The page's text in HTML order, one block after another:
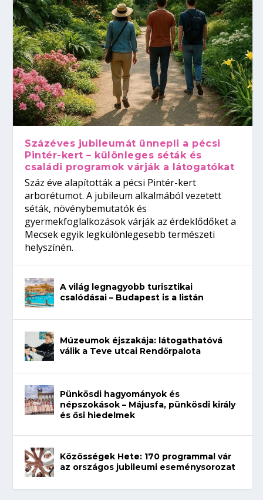
Százéves jubileumát ünnepli a pécsi
Pintér-kert – különleges séták és
családi programok várják a látogatókat
Száz éve alapították a pécsi Pintér-kert
arborétumot. A jubileum alkalmából vezetett
séták, növénybemutatók és
gyermekfoglalkozások várják az érdeklődőket a
Mecsek egyik legkülönlegesebb természeti
helyszínén.
A világ legnagyobb turisztikai
csalódásai – Budapest is a listán
Múzeumok éjszakája: látogathatóvá
válik a Teve utcai Rendőrpalota
Pünkösdi hagyományok és
népszokások – Májusfa, pünkösdi király
és ősi hiedelmek
Közösségek Hete: 170 programmal vár
az országos jubileumi eseménysorozat